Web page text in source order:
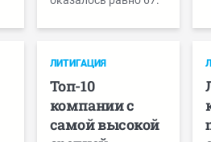
ЛИТИГАЦИЯ
Топ-10
компании с
самой высокой